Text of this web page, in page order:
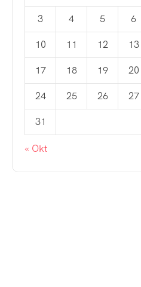
3 4 5 6
10 11 12 13
17 18 19 20
24 25 26 27
31
« Okt